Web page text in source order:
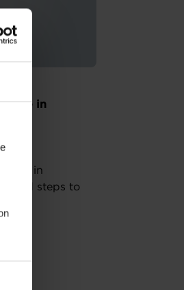
one in
in
and steps to